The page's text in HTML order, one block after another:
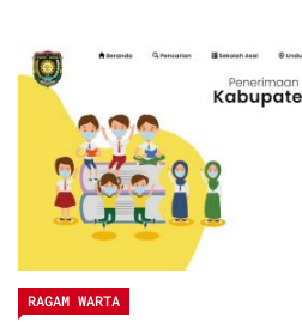
RAGAM WARTA